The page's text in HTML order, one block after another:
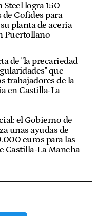
logra 150
Cofides para
planta de acería
Puertollano
de "la precariedad
que
trabajadores de la
en Castilla-La
el Gobierno de
unas ayudas de
euros para las
Castilla-La Mancha